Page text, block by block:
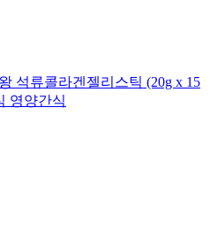
석류콜라겐젤리스틱 (20g x 15
영양간식